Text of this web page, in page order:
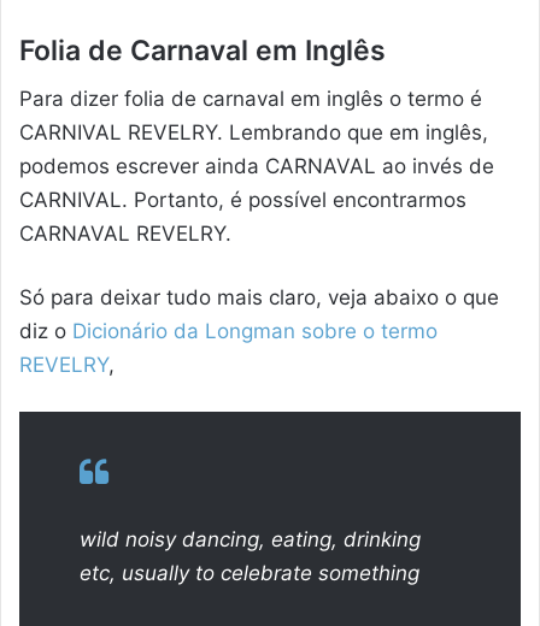
Folia de Carnaval em Inglês
Para dizer folia de carnaval em inglês o termo é
CARNIVAL REVELRY. Lembrando que em inglês,
podemos escrever ainda CARNAVAL ao invés de
CARNIVAL. Portanto, é possível encontrarmos
CARNAVAL REVELRY.
Só para deixar tudo mais claro, veja abaixo o que
diz o Dicionário da Longman sobre o termo
REVELRY,
wild noisy dancing, eating, drinking
etc, usually to celebrate something